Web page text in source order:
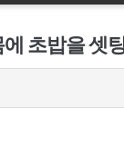
초밥을 셋